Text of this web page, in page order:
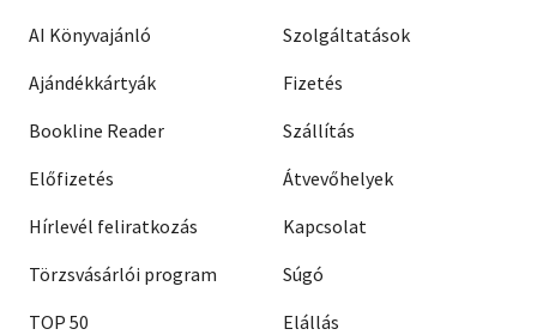
AI Könyvajánló
Ajándékkártyák
Bookline Reader
Előfizetés
Hírlevél feliratkozás
Törzsvásárlói program
TOP 50
Szolgáltatások
Fizetés
Szállítás
Átvevőhelyek
Kapcsolat
Súgó
Elállás